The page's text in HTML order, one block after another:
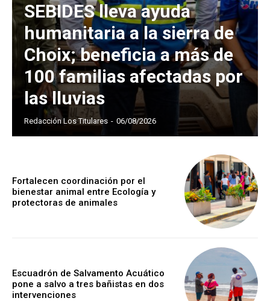
SEBIDES lleva ayuda
humanitaria a la sierra de
Choix; beneficia a más de
100 familias afectadas por
las lluvias
Redacción Los Titulares - 06/08/2026
Fortalecen coordinación por el
bienestar animal entre Ecología y
protectoras de animales
Escuadrón de Salvamento Acuático
pone a salvo a tres bañistas en dos
intervenciones